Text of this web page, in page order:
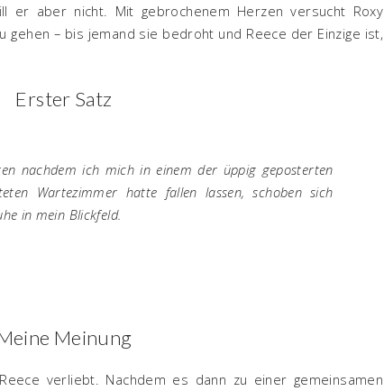
er aber nicht. Mit gebrochenem Herzen versucht Roxy
gehen – bis jemand sie bedroht und Reece der Einzige ist,
Erster Satz
nachdem ich mich in einem der üppig geposterten
Wartezimmer hatte fallen lassen, schoben sich
in mein Blickfeld.
Meinung
verliebt. Nachdem es dann zu einer gemeinsamen